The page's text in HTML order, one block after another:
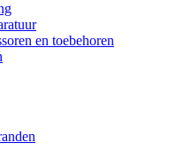
en toebehoren